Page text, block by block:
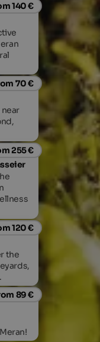
140 €
70 €
255 €
120 €
the
89 €